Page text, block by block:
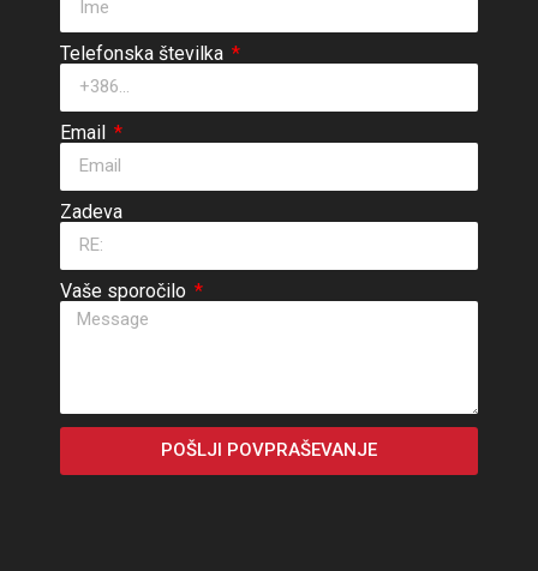
Telefonska številka
Email
Zadeva
Vaše sporočilo
POŠLJI POVPRAŠEVANJE